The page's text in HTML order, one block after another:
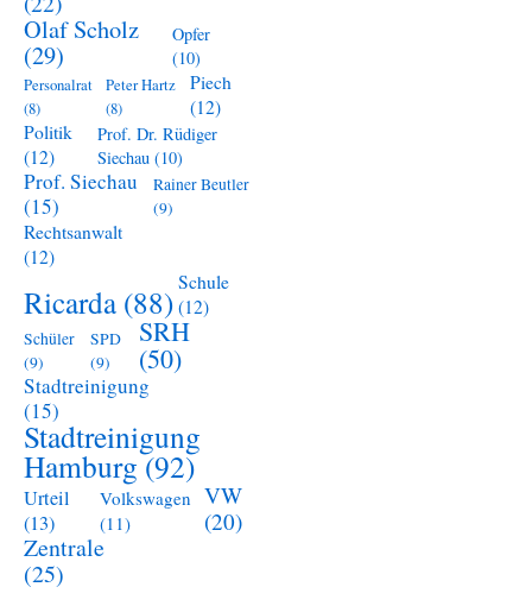
Olaf Scholz
(29)
Opfer
(10)
Personalrat
(8)
Peter Hartz
(8)
Piech
(12)
Politik
(12)
Prof. Dr. Rüdiger
Siechau (10)
Prof. Siechau
(15)
Rainer Beutler
(9)
Rechtsanwalt
(12)
Ricarda (88) Schule
(12)
Schüler
(9)
SPD
(9)
SRH
(50)
Stadtreinigung
(15)
Stadtreinigung
Hamburg(92)
Urteil
(13)
Volkswagen
(11)
VW
(20)
Zentrale
(25)